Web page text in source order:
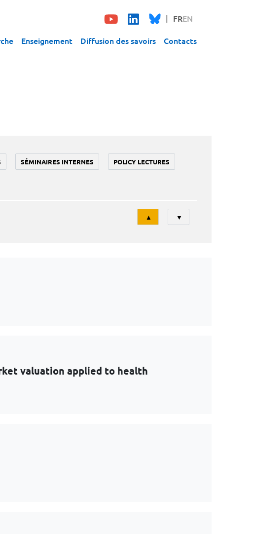
FREN
Enseignement Diffusion des savoirs Contacts
SÉMINAIRES INTERNES POLICY LECTURES
Tri
▲ ▼
valuation applied to health